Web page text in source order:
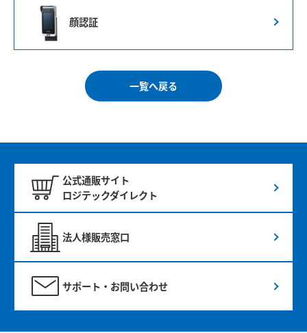
顔認証
一覧へ戻る
公式通販サイト
ロジテックダイレクト
法人様販売窓口
サポート・お問い合わせ